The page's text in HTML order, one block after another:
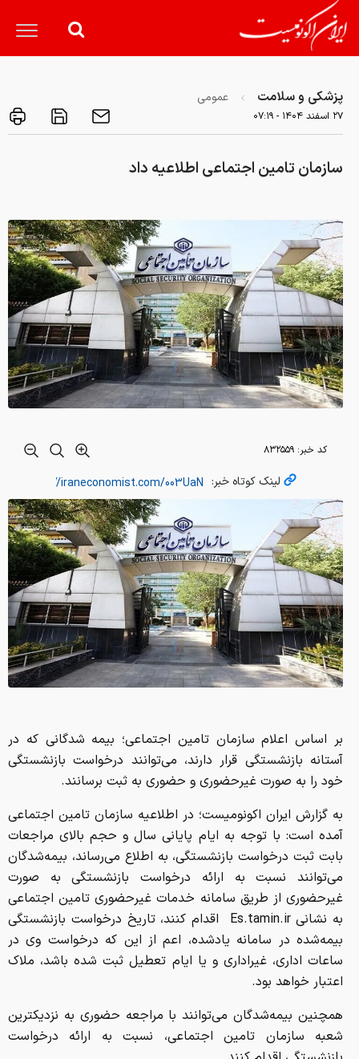
پزشکی و سلامت عمومی
۲۷ اسفند ۱۴۰۴ - ۰۷:۱۹
سازمان تامین اجتماعی اطلاعیه داد
کد خبر: ۸۳۲۵۵۹
لینک کوتاه خبر:
بر اساس اعلام سازمان تامین اجتماعی؛ بیمه شدگانی که در
آستانه بازنشستگی قرار دارند، می‌توانند درخواست بازنشستگی
خود را به صورت غیرحضوری و حضوری به ثبت برسانند.
به گزارش ایران اکونومیست؛ در اطلاعیه سازمان تامین اجتماعی
آمده است: با توجه به ایام پایانی سال و حجم بالای مراجعات
بابت ثبت درخواست بازنشستگی، به اطلاع می‌رساند، بیمه‌شدگان
می‌توانند نسبت به ارائه درخواست بازنشستگی به صورت
غیرحضوری از طریق سامانه خدمات غیرحضوری تامین اجتماعی
به نشانی Es.tamin.ir اقدام کنند، تاریخ درخواست بازنشستگی
بیمه‌شده در سامانه یادشده، اعم از این که درخواست وی در
ساعات اداری، غیراداری و یا ایام تعطیل ثبت شده باشد، ملاک
اعتبار خواهد بود.
همچنین بیمه‌شدگان می‌توانند با مراجعه حضوری به نزدیکترین
شعبه سازمان تامین اجتماعی، نسبت به ارائه درخواست